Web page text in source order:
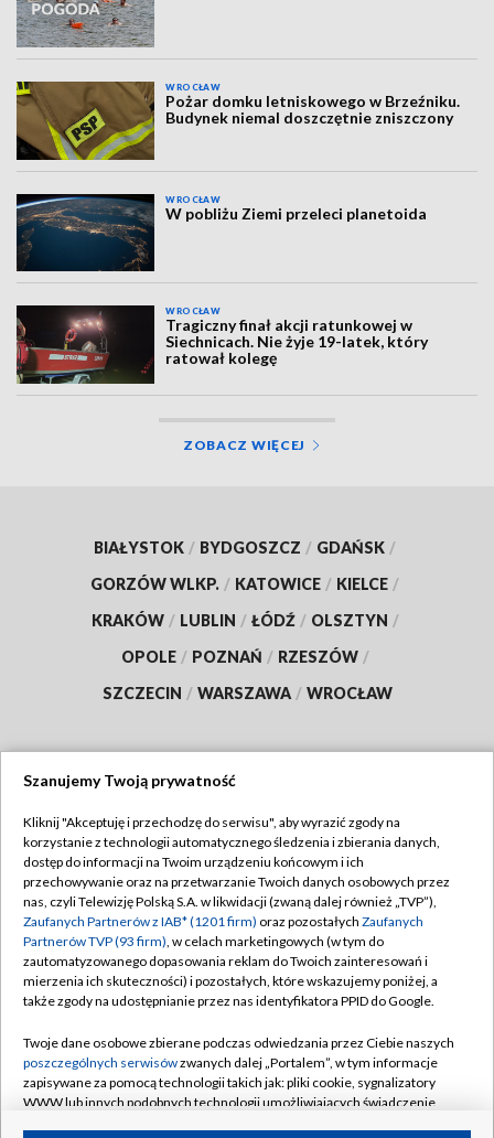
WROCŁAW
Pożar domku letniskowego w Brzeźniku.
Budynek niemal doszczętnie zniszczony
WROCŁAW
W pobliżu Ziemi przeleci planetoida
WROCŁAW
Tragiczny finał akcji ratunkowej w
Siechnicach. Nie żyje 19-latek, który
ratował kolegę
ZOBACZ WIĘCEJ
BIAŁYSTOK / BYDGOSZCZ / GDAŃSK /
GORZÓW WLKP. / KATOWICE / KIELCE /
KRAKÓW / LUBLIN / ŁÓDŹ / OLSZTYN /
OPOLE / POZNAŃ / RZESZÓW /
SZCZECIN / WARSZAWA / WROCŁAW
TVP
Abonament TVP
Emisja w TVP
Centrum informacji TVP
Naziemna Telewizja Cyfrowa
Rada Programowa
System NOS
Informacje o nadawcy
Regulamin TVP
Polityka prywatności
Moje zgody
Pomoc
Kontakt
Szanujemy Twoją prywatność
Kliknij "Akceptuję i przechodzę do serwisu", aby wyrazić zgody na
korzystanie z technologii automatycznego śledzenia i zbierania danych,
dostęp do informacji na Twoim urządzeniu końcowym i ich
przechowywanie oraz na przetwarzanie Twoich danych osobowych przez
nas, czyli Telewizję Polską S.A. w likwidacji (zwaną dalej również „TVP”),
Zaufanych Partnerów z IAB* (1201 firm) oraz pozostałych Zaufanych
Partnerów TVP (93 firm), w celach marketingowych (w tym do
zautomatyzowanego dopasowania reklam do Twoich zainteresowań i
mierzenia ich skuteczności) i pozostałych, które wskazujemy poniżej, a
także zgody na udostępnianie przez nas identyfikatora PPID do Google.
Twoje dane osobowe zbierane podczas odwiedzania przez Ciebie naszych
poszczególnych serwisówzwanych dalej „Portalem”, w tym informacje
zapisywane za pomocą technologii takich jak: pliki cookie, sygnalizatory
WWW lub innych podobnych technologii umożliwiających świadczenie